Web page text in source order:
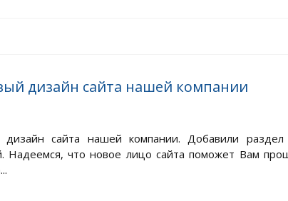
дизайн сайта нашей компании
дизайн сайта нашей компании. Добавили
Надеемся, что новое лицо сайта поможет Вам